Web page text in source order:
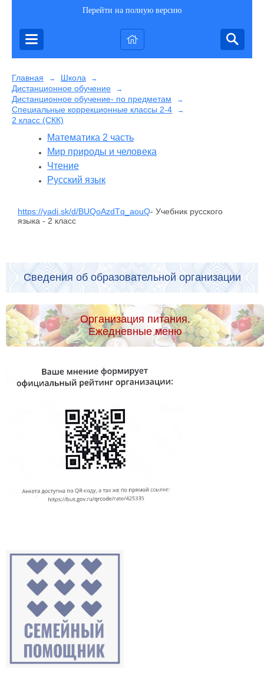
Перейти на полную версию
Главная → Школа →
Дистанционное обучение →
Дистанционное обучение- по предметам →
Специальные коррекционные классы 2-4 →
2 класс (СКК)
Математика 2 часть
Мир природы и человека
Чтение
Русский язык
https://yadi.sk/d/BUQoAzdTq_aouQ- Учебник русского
языка - 2 класс
Сведения об образовательной организации
Организация питания.
Ежедневные меню